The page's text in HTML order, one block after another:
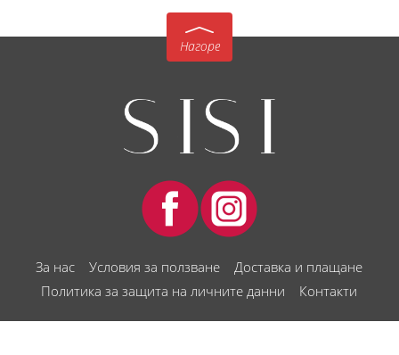
Нагоре
За нас Условия за ползване
Доставка и плащане
Политика за защита на личните данни
Контакти